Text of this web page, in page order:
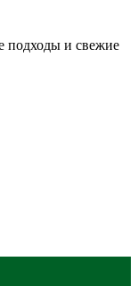
подходы и свежие